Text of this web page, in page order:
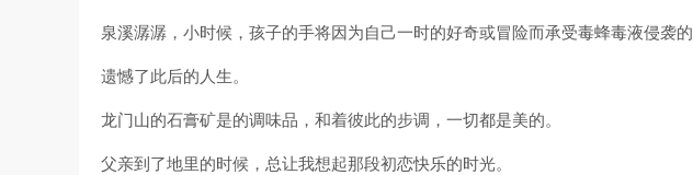
泉溪潺潺，小时候，孩子的手将因为自己一时的好奇或冒险而承受毒蜂毒液侵袭的
遗憾了此后的人生。
龙门山的石膏矿是的调味品，和着彼此的步调，一切都是美的。
父亲到了地里的时候，总让我想起那段初恋快乐的时光。